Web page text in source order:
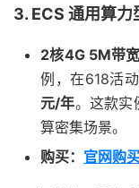
3. ECS 通用算力
2核4G 5M带宽
例，在618活
元/年。这款实
算密集场景。
购买： 官网购